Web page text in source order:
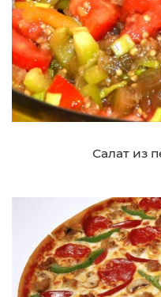
Салат из